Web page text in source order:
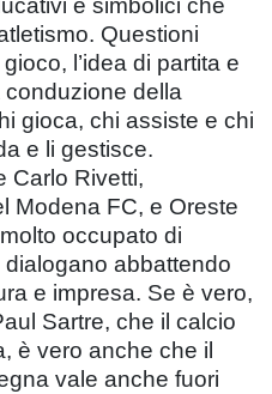
e simbolici che
Questioni
l’idea di partita e
conduzione della
gioca, chi assiste e chi
e li gestisce.
Carlo Rivetti,
Modena FC, e Oreste
occupato di
abbattendo
e impresa. Se è vero,
Sartre, che il calcio
è vero anche che il
vale anche fuori